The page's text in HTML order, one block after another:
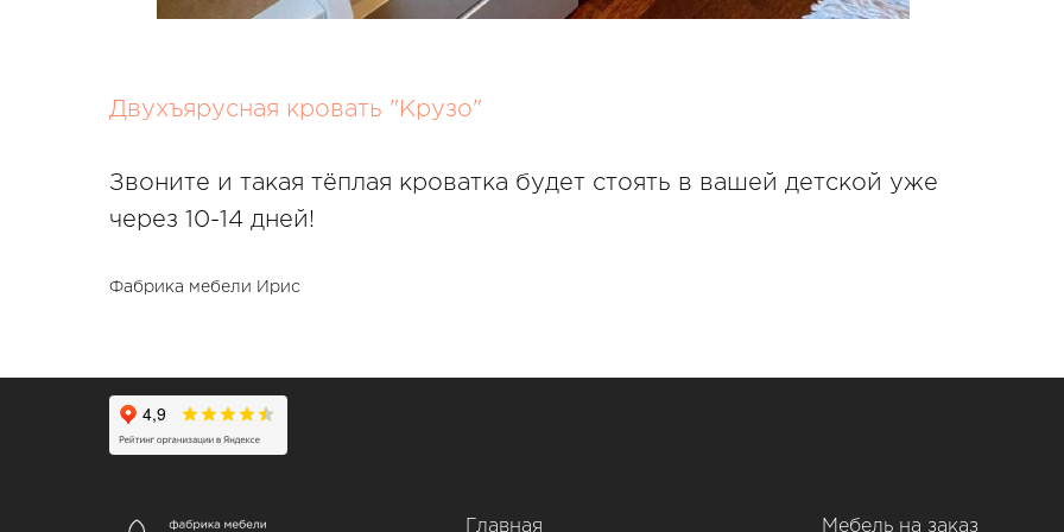
Двухъярусная кровать "Крузо"
Звоните и такая тёплая кроватка будет стоять в вашей детской уже
через 10-14 дней!
Фабрика мебели Ирис
Главная Мебель на заказ